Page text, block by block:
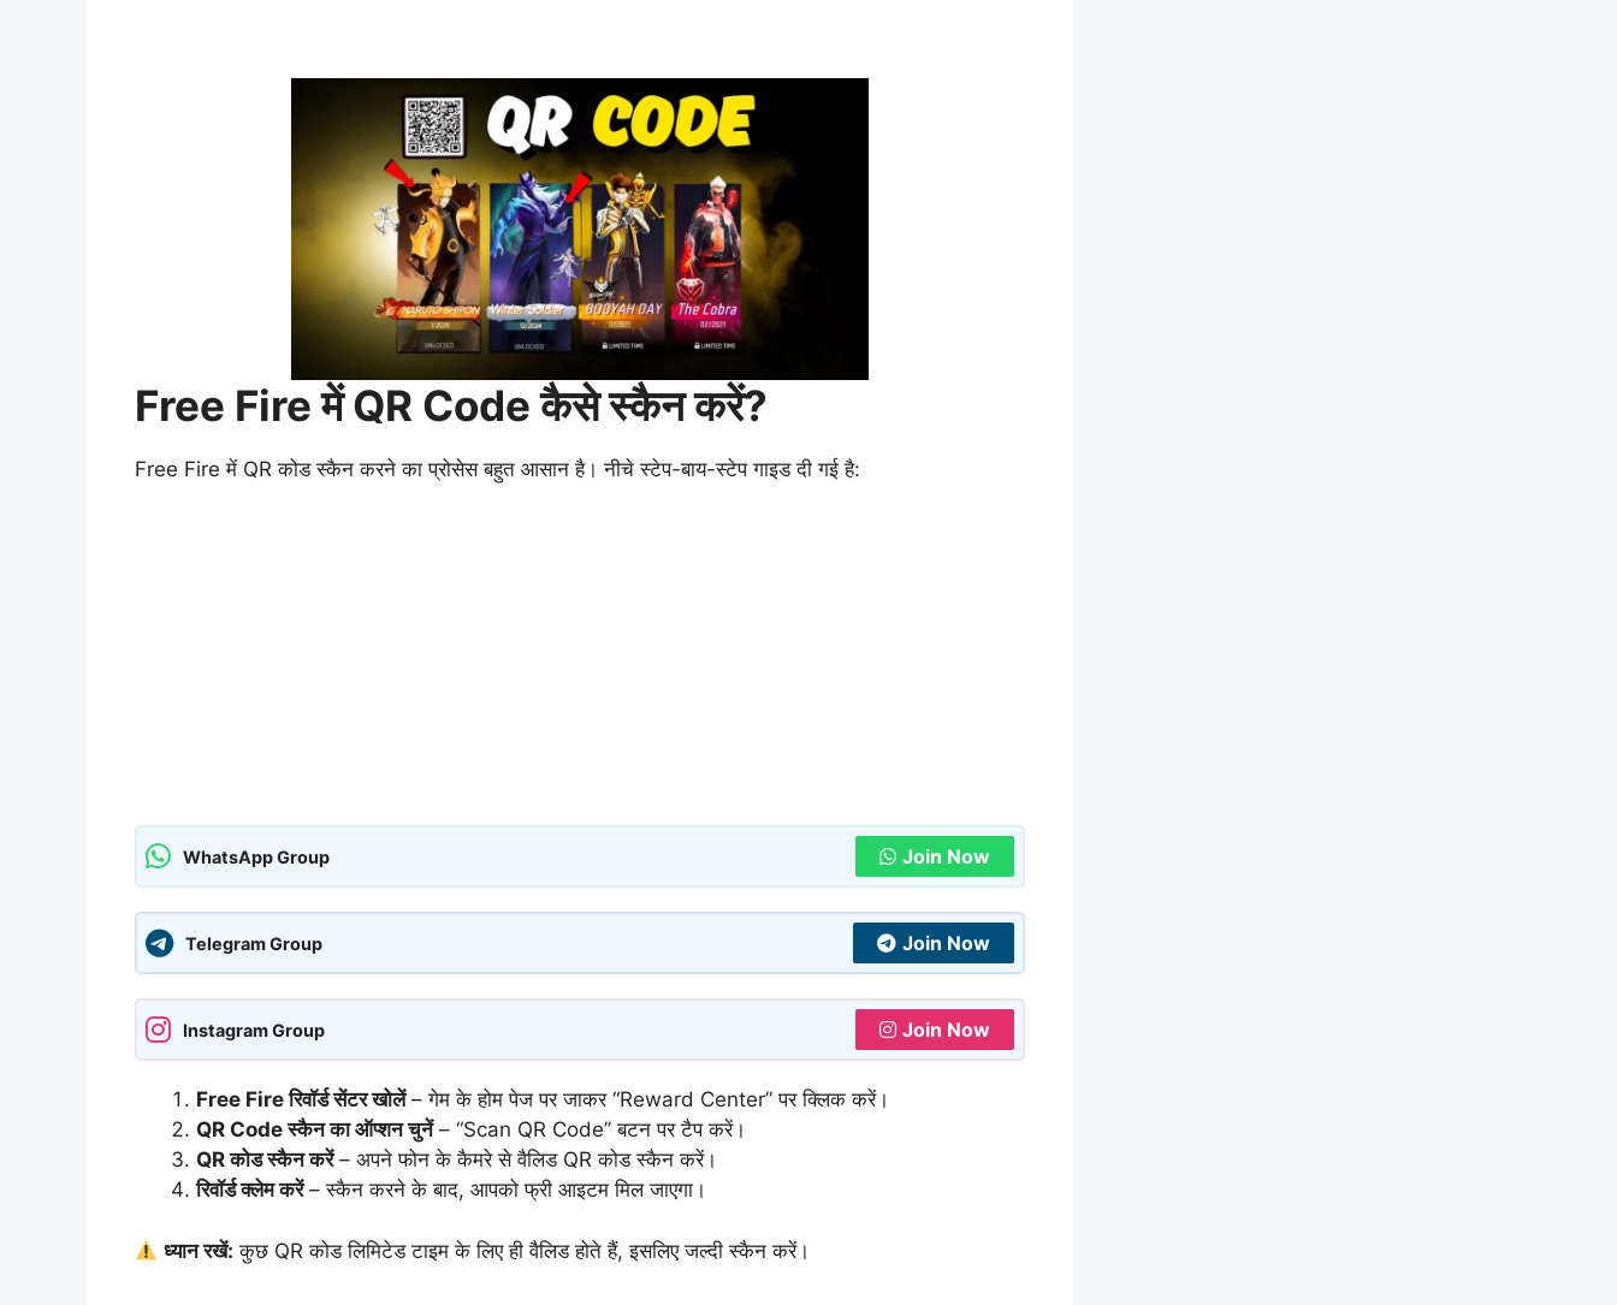
Free Fire में QR Code कैसे स्कैन करें?
Free Fire में QR कोड स्कैन करने का प्रोसेस बहुत आसान है। नीचे स्टेप-बाय-स्टेप गाइड दी गई है:
WhatsApp Group Join Now
Telegram Group Join Now
Instagram Group Join Now
Free Fire रिवॉर्ड सेंटर खोलें– गेम के होम पेज पर जाकर “Reward Center” पर क्लिक करें।
QR Code स्कैन का ऑप्शन चुनें– “Scan QR Code” बटन पर टैप करें।
QR कोड स्कैन करें– अपने फोन के कैमरे से वैलिड QR कोड स्कैन करें।
रिवॉर्ड क्लेम करें– स्कैन करने के बाद, आपको फ्री आइटम मिल जाएगा।
ध्यान रखें: कुछ QR कोड लिमिटेड टाइम के लिए ही वैलिड होते हैं, इसलिए जल्दी स्कैन करें।